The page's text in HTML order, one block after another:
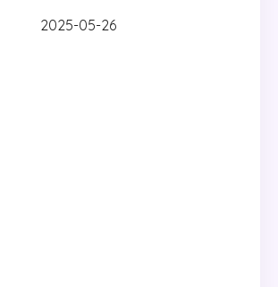
2025-05-26